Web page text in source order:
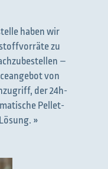
haben wir
zu
–
von
der 24h-
Pellet-
»